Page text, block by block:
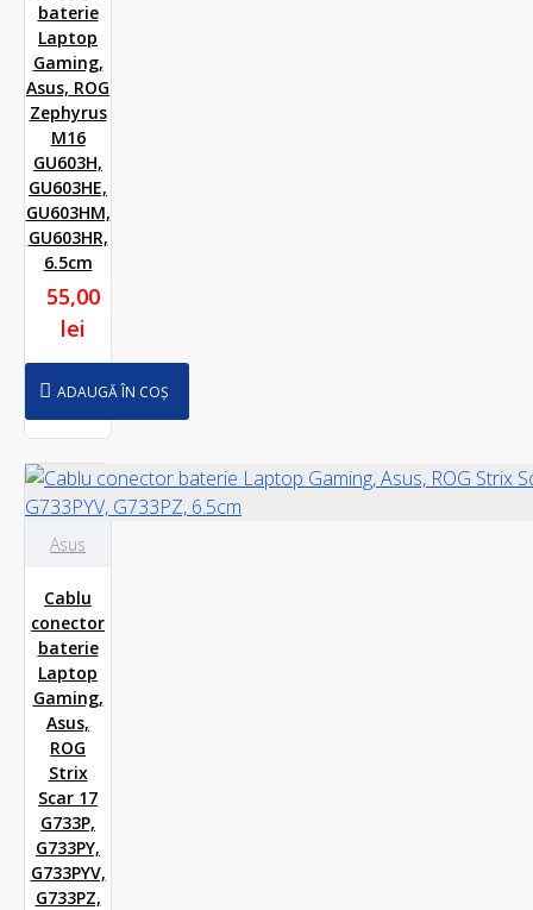
baterie
Laptop
Gaming,
Asus, ROG
Zephyrus
M16
GU603H,
GU603HE,
GU603HM,
GU603HR,
6.5cm
55,00
lei
ADAUGĂ ÎN COȘ
Asus
Cablu
conector
baterie
Laptop
Gaming,
Asus,
ROG
Strix
Scar 17
G733P,
G733PY,
G733PYV,
G733PZ,